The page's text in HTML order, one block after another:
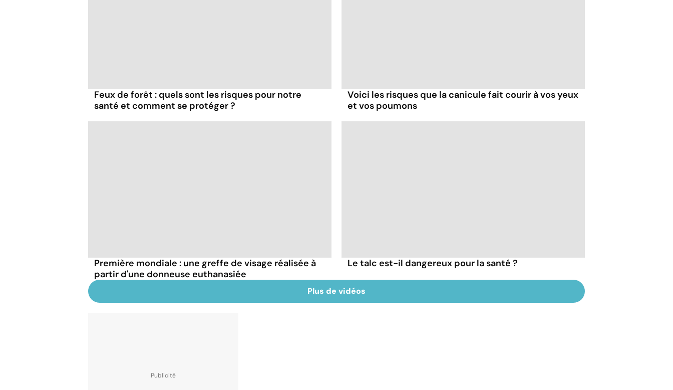
Feux de forêt : quels sont les risques pour notre
santé et comment se protéger ?
Voici les risques que la canicule fait courir à vos yeux
et vos poumons
Première mondiale : une greffe de visage réalisée à
partir d'une donneuse euthanasiée
Le talc est-il dangereux pour la santé ?
Plus de vidéos